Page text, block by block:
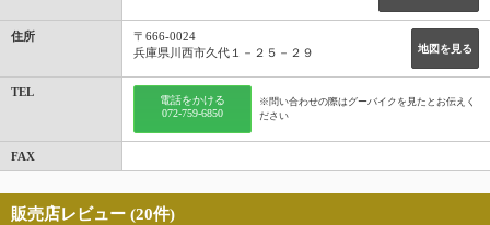
住所
地図を見る
〒666-0024
兵庫県川西市久代１－２５－２９
TEL
電話をかける
072-759-6850
※問い合わせの際はグーバイクを見たとお伝えく
ださい
FAX
販売店レビュー (20件)